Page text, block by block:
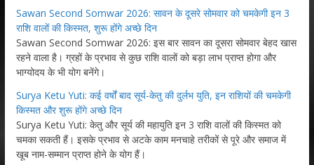
Sawan Second Somwar 2026: सावन के दूसरे सोमवार को चमकेगी इन 3
राशि वालों की किस्मत, शुरू होंगे अच्छे दिन
Sawan Second Somwar 2026: इस बार सावन का दूसरा सोमवार बेहद खास
रहने वाला है। ग्रहों के प्रभाव से कुछ राशि वालों को बड़ा लाभ प्राप्त होगा और
भाग्योदय के भी योग बनेंगे।
Surya Ketu Yuti: कई वर्षों बाद सूर्य-केतु की दुर्लभ युति, इन राशियों की चमकेगी
किस्मत और शुरू होंगे अच्छे दिन
Surya Ketu Yuti: केतु और सूर्य की महायुति इन 3 राशि वालों की किस्मत को
चमका सकती हैं। इसके प्रभाव से अटके काम मनचाहे तरीकों से पूरे और समाज में
खूब नाम-सम्मान प्राप्त होने के योग हैं।